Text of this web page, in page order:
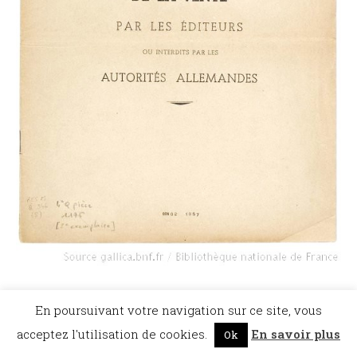
©Dicopathe - Tous droits réservés - Mentions légales - Réalisation :
Vu
Restez à l'affût des actualités de Dicopathe -
Abonnez-vous !
En poursuivant votre navigation sur ce site, vous
acceptez l'utilisation de cookies.
Ok En savoir plus